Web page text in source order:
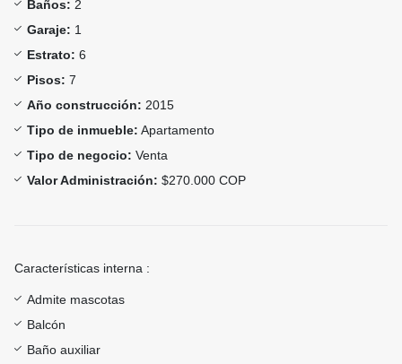
Baños: 2
Garaje: 1
Estrato: 6
Pisos: 7
Año construcción: 2015
Tipo de inmueble: Apartamento
Tipo de negocio: Venta
Valor Administración: $270.000 COP
Características interna :
Admite mascotas
Balcón
Baño auxiliar